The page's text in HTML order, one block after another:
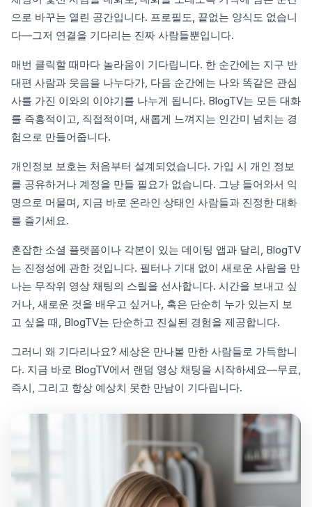
으로 바꾸는 열린 공간입니다. 프로필도, 끝없는 양식도 없습니
다—그저 연결을 기다리는 진짜 사람들뿐입니다.
매번 클릭할 때마다 놀라움이 기다립니다. 한 순간에는 지구 반
대편 사람과 웃음을 나누다가, 다음 순간에는 나와 똑같은 관심
사를 가진 이와의 이야기를 나누게 됩니다. BlogTV는 모든 대화
를 즉흥적이고, 직접적이며, 새롭게 느껴지는 인간미 넘치는 경
험으로 만들어줍니다.
개인정보 보호는 처음부터 설계되었습니다. 가입 시 개인 정보
를 공유하거나 계정을 만들 필요가 없습니다. 그냥 들어와서 익
명으로 머물며, 지금 바로 온라인 상태인 사람들과 진정한 대화
를 즐기세요.
혼잡한 소셜 플랫폼이나 각본이 있는 데이팅 앱과 달리, BlogTV
는 진정성에 관한 것입니다. 필터나 기대 없이 새로운 사람을 만
나는 무작위 영상 채팅의 스릴을 선사합니다. 시간을 보내고 싶
거나, 새로운 것을 배우고 싶거나, 혹은 단순히 누가 있는지 보
고 싶을 때, BlogTV는 단순하고 진실된 경험을 제공합니다.
그러니 왜 기다리나요? 세상은 만나볼 만한 사람들로 가득합니
다. 지금 바로 BlogTV에서 랜덤 영상 채팅을 시작하세요—무료,
즉시, 그리고 항상 예상치 못한 만남이 기다립니다.